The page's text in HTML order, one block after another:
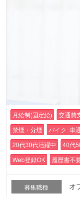
月給制(固定給) 交通費
禁煙・分煙
バイク･車
20代30代活躍中
40代
Web登録OK
履歴書不
募集職種 オ